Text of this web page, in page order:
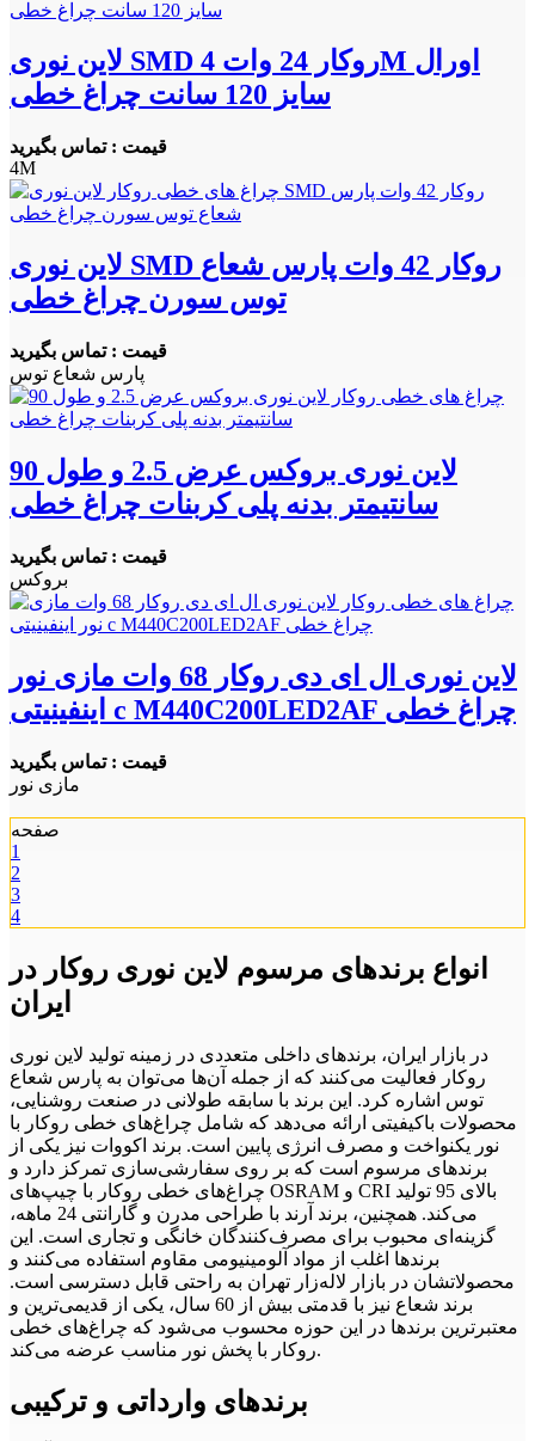
لاین نوری SMD روکار 24 وات 4M اورال
سایز 120 سانت چراغ خطی
قیمت : تماس بگیرید
4M
لاین نوری SMD روکار 42 وات پارس شعاع
توس سورن چراغ خطی
قیمت : تماس بگیرید
پارس شعاع توس
لاین نوری بروکس عرض 2.5 و طول 90
سانتیمتر بدنه پلی کربنات چراغ خطی
قیمت : تماس بگیرید
بروکس
لاین نوری ال ای دی روکار 68 وات مازی نور
اینفینیتی c M440C200LED2AF چراغ خطی
قیمت : تماس بگیرید
مازی نور
صفحه
1
2
3
4
انواع برندهای مرسوم لاین نوری روکار در
ایران
در بازار ایران، برندهای داخلی متعددی در زمینه تولید لاین نوری
روکار فعالیت می‌کنند که از جمله آن‌ها می‌توان به پارس شعاع
توس اشاره کرد. این برند با سابقه طولانی در صنعت روشنایی،
محصولات باکیفیتی ارائه می‌دهد که شامل چراغ‌های خطی روکار با
نور یکنواخت و مصرف انرژی پایین است. برند اکووات نیز یکی از
برندهای مرسوم است که بر روی سفارشی‌سازی تمرکز دارد و
چراغ‌های خطی روکار با چیپ‌های OSRAM و CRI بالای 95 تولید
می‌کند. همچنین، برند آرند با طراحی مدرن و گارانتی 24 ماهه،
گزینه‌ای محبوب برای مصرف‌کنندگان خانگی و تجاری است. این
برندها اغلب از مواد آلومینیومی مقاوم استفاده می‌کنند و
محصولاتشان در بازار لاله‌زار تهران به راحتی قابل دسترسی است.
برند شعاع نیز با قدمتی بیش از 60 سال، یکی از قدیمی‌ترین و
معتبرترین برندها در این حوزه محسوب می‌شود که چراغ‌های خطی
روکار با پخش نور مناسب عرضه می‌کند.
برندهای وارداتی و ترکیبی